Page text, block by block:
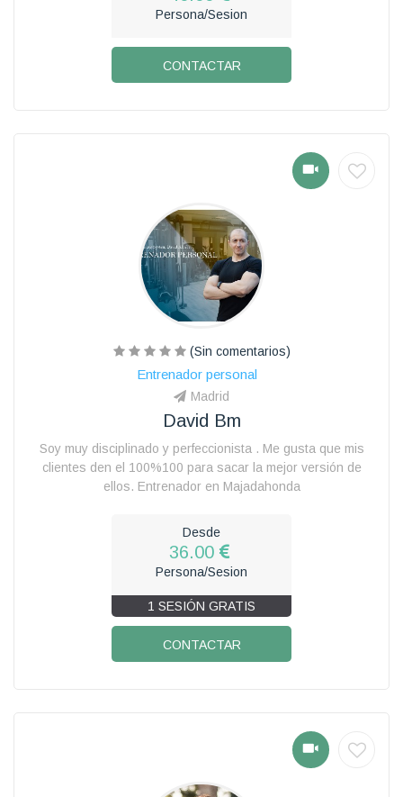
Persona/Sesion
CONTACTAR
(Sin comentarios)
Entrenador personal
Madrid
David Bm
Soy muy disciplinado y perfeccionista . Me gusta que mis
clientes den el 100%100 para sacar la mejor versión de
ellos. Entrenador en Majadahonda
Desde
36.00
Persona/Sesion
1 SESIÓN GRATIS
CONTACTAR